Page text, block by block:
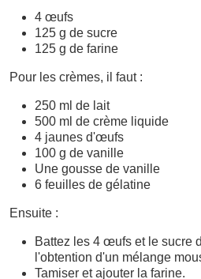
4 œufs
125 g de sucre
125 g de farine
Pour les crèmes, il faut :
250 ml de lait
500 ml de crème liquide
4 jaunes d'œufs
100 g de vanille
Une gousse de vanille
6 feuilles de gélatine
Ensuite :
Battez les 4 œufs et le sucre
l'obtention d'un mélange
Tamiser et ajouter la farine.